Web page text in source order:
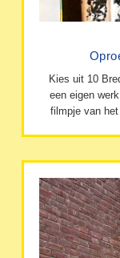
Kies uit 10
een eigen
filmpje van het